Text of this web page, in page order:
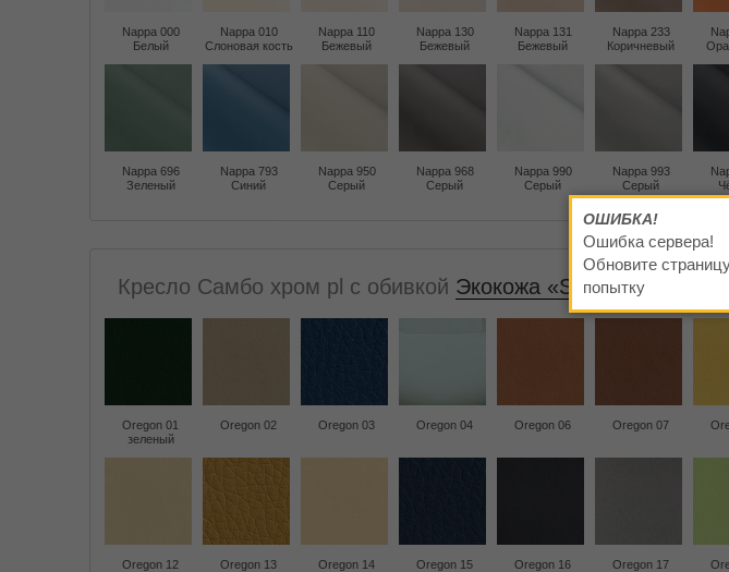
Nappa 000
Белый
Nappa 010
Слоновая кость
Nappa 110
Бежевый
Nappa 130
Бежевый
Nappa 131
Бежевый
Nappa 233
Коричневый
Nappa 696
Зеленый
Nappa 793
Синий
Nappa 950
Серый
Nappa 968
Серый
Nappa 990
Серый
Nappa 993
Серый
Кресло Самбо хром pl с обивкой Экокожа «Santorini/Oregon»
Oregon 01
зеленый
Oregon 02 Oregon 03 Oregon 04 Oregon 06 Oregon 07
Oregon 12 Oregon 13 Oregon 14
Oregon 15
Oregon 16
Oregon 17
ОШИБКА!
Ошибка сервера!
Обновите
попытку